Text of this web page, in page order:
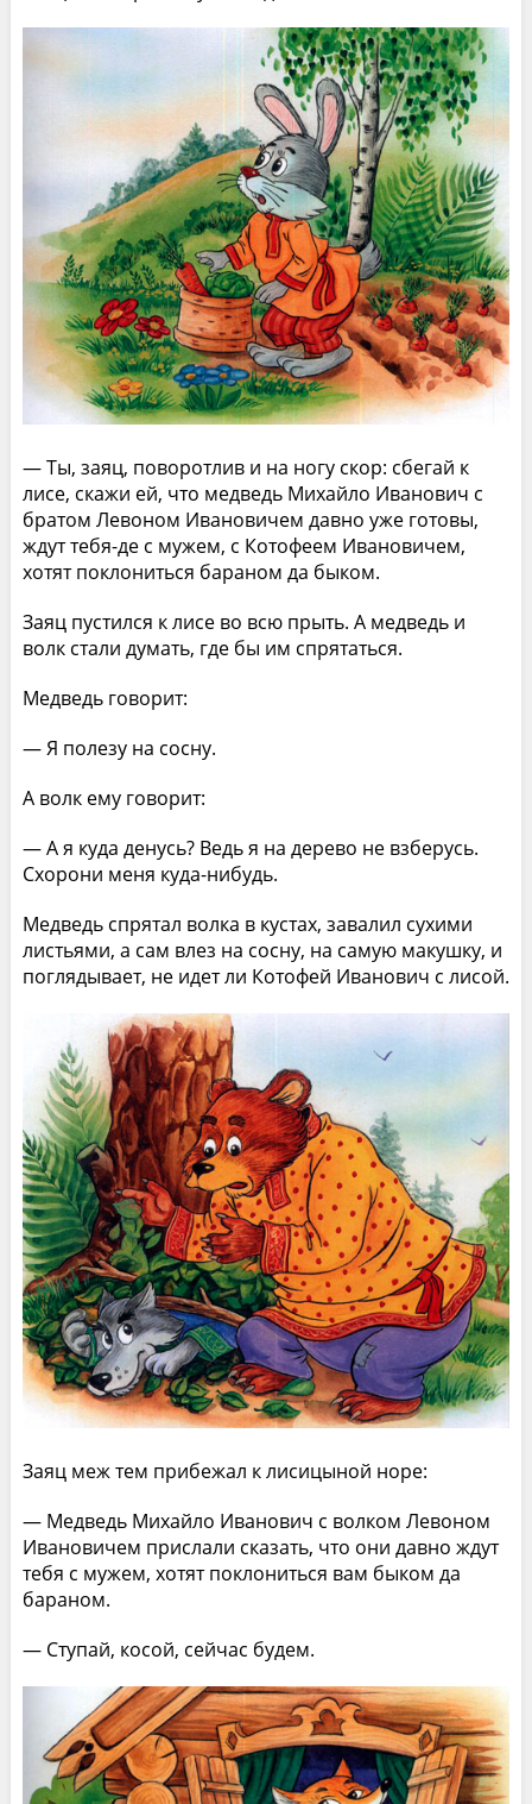
— Ты, заяц, поворотлив и на ногу скор: сбегай к
лисе, скажи ей, что медведь Михайло Иванович с
братом Левоном Ивановичем давно уже готовы,
ждут тебя-де с мужем, с Котофеем Ивановичем,
хотят поклониться бараном да быком.
Заяц пустился к лисе во всю прыть. А медведь и
волк стали думать, где бы им спрятаться.
Медведь говорит:
— Я полезу на сосну.
А волк ему говорит:
— А я куда денусь? Ведь я на дерево не взберусь.
Схорони меня куда-нибудь.
Медведь спрятал волка в кустах, завалил сухими
листьями, а сам влез на сосну, на самую макушку, и
поглядывает, не идет ли Котофей Иванович с лисой.
Заяц меж тем прибежал к лисицыной норе:
— Медведь Михайло Иванович с волком Левоном
Ивановичем прислали сказать, что они давно ждут
тебя с мужем, хотят поклониться вам быком да
бараном.
— Ступай, косой, сейчас будем.